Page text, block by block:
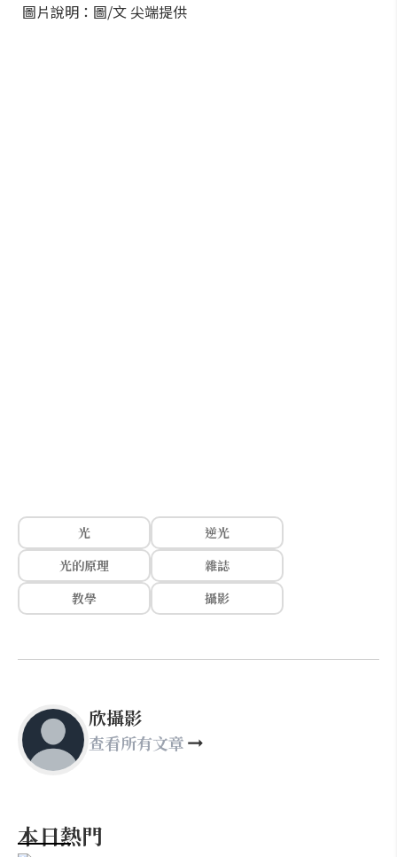
圖片說明：圖/文 尖端提供
光
逆光
光的原理
雜誌
教學
攝影
欣攝影
查看所有文章
本日熱門